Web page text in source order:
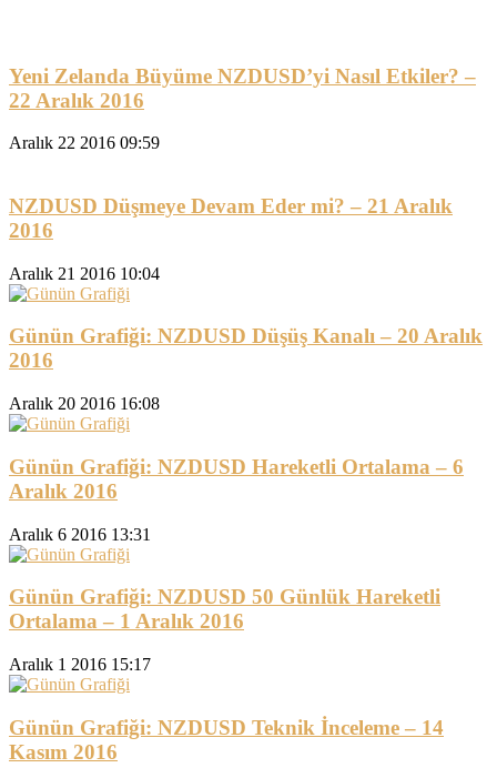
Yeni Zelanda Büyüme NZDUSD’yi Nasıl Etkiler? –
22 Aralık 2016
Aralık 22 2016 09:59
NZDUSD Düşmeye Devam Eder mi? – 21 Aralık
2016
Aralık 21 2016 10:04
Günün Grafiği: NZDUSD Düşüş Kanalı – 20 Aralık
2016
Aralık 20 2016 16:08
Günün Grafiği: NZDUSD Hareketli Ortalama – 6
Aralık 2016
Aralık 6 2016 13:31
Günün Grafiği: NZDUSD 50 Günlük Hareketli
Ortalama – 1 Aralık 2016
Aralık 1 2016 15:17
Günün Grafiği: NZDUSD Teknik İnceleme – 14
Kasım 2016